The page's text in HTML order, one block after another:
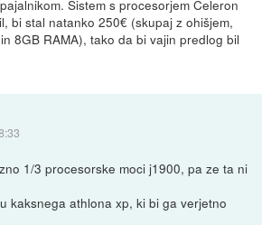
Sistem s procesorjem Celeron
bi stal natanko 250€ (skupaj z ohišjem,
8GB RAMA), tako da bi vajin predlog bil
1/3 procesorske moci j1900, pa ze ta ni
kaksnega athlona xp, ki bi ga verjetno